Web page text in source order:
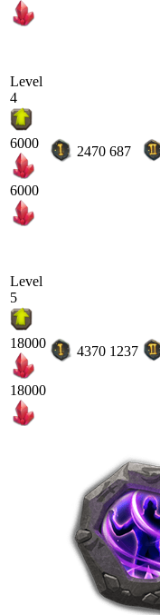
Level
4
6000
6000
2470 687
Level
5
18000
18000
4370 1237